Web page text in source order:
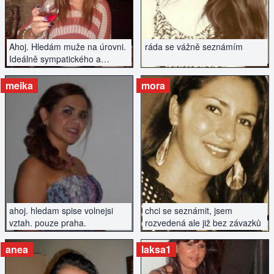
Ahoj. Hledám muže na úrovni.
Ideálně sympatického a
vysokého nekuřáka.
ráda se vážně seznámím
ahoj. hledam spise volnejsi
vztah. pouze praha.
meika
ZOBRAZIT INZERÁT
chci se seznámit, jsem
rozvedená ale již bez závazků
mora
ZOBRAZIT INZERÁT
anea laksa1